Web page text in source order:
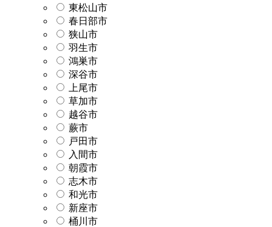
東松山市
春日部市
狭山市
羽生市
鴻巣市
深谷市
上尾市
草加市
越谷市
蕨市
戸田市
入間市
朝霞市
志木市
和光市
新座市
桶川市